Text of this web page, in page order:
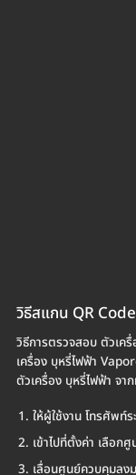
วิธีสแกน QR
วิธีการตรวจสอบ ตัวเค
เครื่อง บุหรี่ไฟฟ้า
ตัวเครื่อง บุหรี่ไฟฟ้า จา
ให้ผู้ใช้งาน โทรศัพท์
เข้าไปที่ตั้งค่า เลือก
เลื่อนศูนย์ควบคุมลง